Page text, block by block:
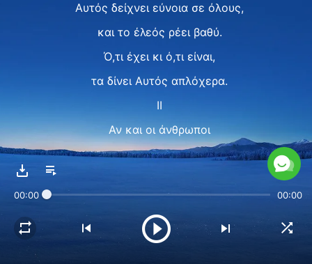
Αυτός δείχνει εύνοια σε όλους,
και το έλεός ρέει βαθύ.
Ό,τι έχει κι ό,τι είναι,
τα δίνει Αυτός απλόχερα.
II
Αν και οι άνθρωποι
αγνοούν τις σκέψεις Του,
τους προμηθεύει πάντοτε
00:00 00:00